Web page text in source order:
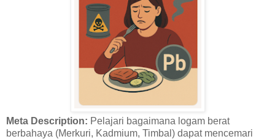
Meta Description: Pelajari bagaimana logam berat
berbahaya (Merkuri, Kadmium, Timbal) dapat mencemari